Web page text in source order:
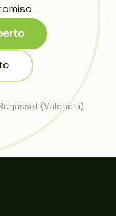
(Valencia)